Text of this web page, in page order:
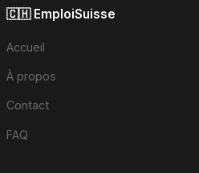
🇨🇭 EmploiSuisse
Accueil
À propos
Contact
FAQ